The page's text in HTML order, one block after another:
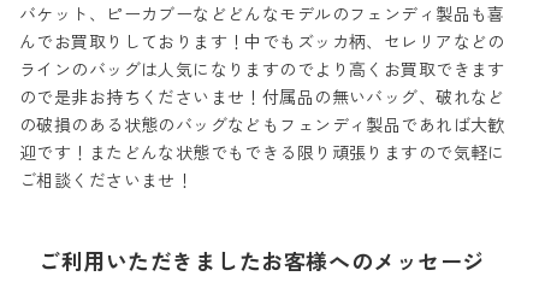
バケット、ピーカブーなどどんなモデルのフェンディ製品も喜
んでお買取りしております！中でもズッカ柄、セレリアなどの
ラインのバッグは人気になりますのでより高くお買取できます
ので是非お持ちくださいませ！付属品の無いバッグ、破れなど
の破損のある状態のバッグなどもフェンディ製品であれば大歓
迎です！またどんな状態でもできる限り頑張りますので気軽に
ご相談くださいませ！
ご利用いただきましたお客様へのメッセージ